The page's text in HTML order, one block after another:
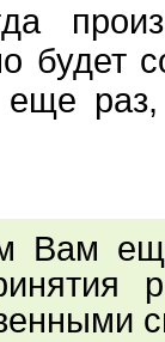
будет
еще
Вам